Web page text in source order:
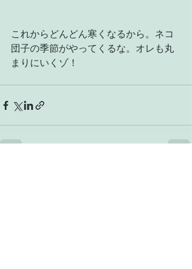
これからどんどん寒くなるから。ネコ
団子の季節がやってくるな。オレも丸
まりにいくゾ！